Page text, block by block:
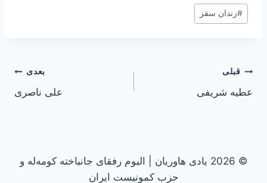
#زندان سقز
راهبری
نوشته
قبلی
عطیه شریفی
بعدی
علی ناصری
© 2026 یادی هاوریان | البوم رفقای جانباخته کومه‌له و
حزب کمونیست ایران